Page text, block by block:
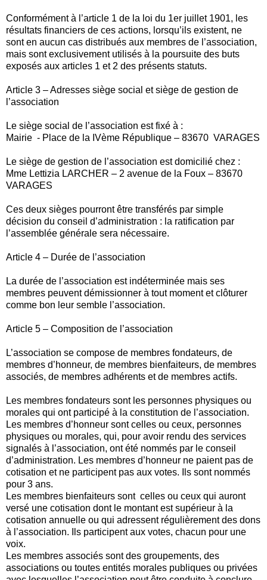
Conformément à l’article 1 de la loi du 1er juillet 1901, les
résultats financiers de ces actions, lorsqu’ils existent, ne
sont en aucun cas distribués aux membres de l’association,
mais sont exclusivement utilisés à la poursuite des buts
exposés aux articles 1 et 2 des présents statuts.
Article 3 – Adresses siège social et siège de gestion de
l’association
Le siège social de l’association est fixé à :
Mairie - Place de la IVème République – 83670 VARAGES
Le siège de gestion de l’association est domicilié chez :
Mme Lettizia LARCHER – 2 avenue de la Foux – 83670
VARAGES
Ces deux sièges pourront être transférés par simple
décision du conseil d’administration : la ratification par
l’assemblée générale sera nécessaire.
Article 4 – Durée de l’association
La durée de l’association est indéterminée mais ses
membres peuvent démissionner à tout moment et clôturer
comme bon leur semble l’association.
Article 5 – Composition de l’association
L’association se compose de membres fondateurs, de
membres d’honneur, de membres bienfaiteurs, de membres
associés, de membres adhérents et de membres actifs.
Les membres fondateurs sont les personnes physiques ou
morales qui ont participé à la constitution de l’association.
Les membres d’honneur sont celles ou ceux, personnes
physiques ou morales, qui, pour avoir rendu des services
signalés à l’association, ont été nommés par le conseil
d’administration. Les membres d’honneur ne paient pas de
cotisation et ne participent pas aux votes. Ils sont nommés
pour 3 ans.
Les membres bienfaiteurs sont celles ou ceux qui auront
versé une cotisation dont le montant est supérieur à la
cotisation annuelle ou qui adressent régulièrement des dons
à l’association. Ils participent aux votes, chacun pour une
voix.
Les membres associés sont des groupements, des
associations ou toutes entités morales publiques ou privées